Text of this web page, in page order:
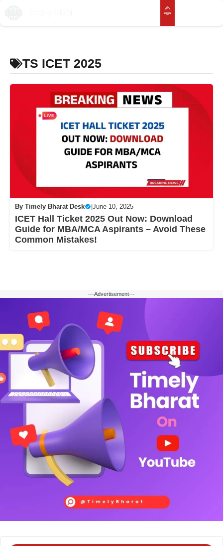
Skip
TS ICET 2025
By Timely Bharat Desk June 10, 2025
ICET Hall Ticket 2025 Out Now: Download
Guide for MBA/MCA Aspirants – Avoid These
Common Mistakes!
---Advertisement---